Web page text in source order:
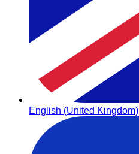
English (United Kingdom)